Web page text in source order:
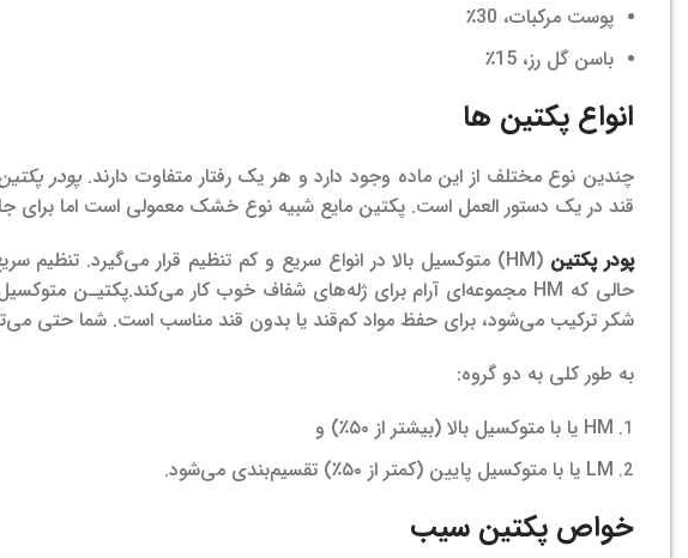
پوست مرکبات، 30٪
باسن گل رز، 15٪
انواع پکتین ها
چندین نوع مختلف از این ماده وجود دارد و هر یک رفتار متفاوت دارند. پودر
قند در یک دستور العمل است. پکتین مایع شبیه نوع خشک معمولی است اما برای
پودر پکتین (HM) متوکسیل بالا در انواع سریع و کم تنظیم قرار می‌گیرد.
حالی که HM مجموعه‌ای آرام برای ژله‌های شفاف خوب کار می‌کند.
شکر ترکیب می‌شود، برای حفظ مواد کم‌قند یا بدون قند مناسب است. شما حتی
به طور کلی به دو گروه:
HM یا با متوکسیل بالا (بیشتر از ۵۰٪) و
LM یا با متوکسیل پایین (کمتر از ۵۰٪) تقسیم‌بندی می‌شود.
خواص پکتین سیب